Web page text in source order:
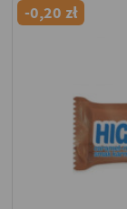
-0,20 zł